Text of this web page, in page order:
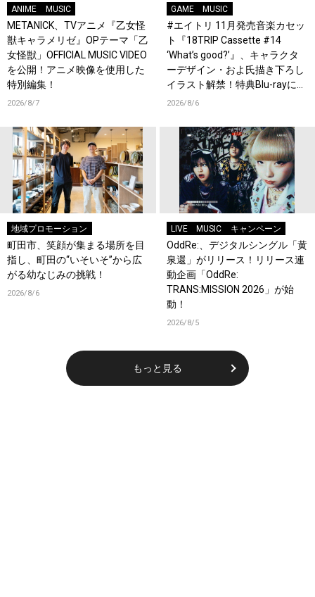
ANIME MUSIC
METANICK、TVアニメ『乙女怪
獣キャラメリゼ』OPテーマ「乙
女怪獣」OFFICIAL MUSIC VIDEO
を公開！アニメ映像を使用した
特別編集！
2026/8/7
GAME MUSIC
#エイトリ 11月発売音楽カセッ
ト『18TRIP Cassette #14
‘What’s good?’』、キャラクタ
ーデザイン・およ氏描き下ろし
イラスト解禁！特典Blu-rayには
『HAMAツアーズ全体会議』が
2026/8/6
地域プロモーション
町田市、笑顔が集まる場所を目
指し、町田の“いそいそ”から広
がる幼なじみの挑戦！
2026/8/6
LIVE MUSIC キャンペーン
OddRe:、デジタルシングル「黄
泉還」がリリース！リリース連
動企画「OddRe:
TRANS:MISSION 2026」が始
動！
2026/8/5
もっと見る